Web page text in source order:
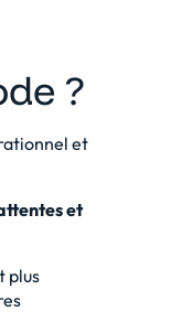
?
et
et
plus